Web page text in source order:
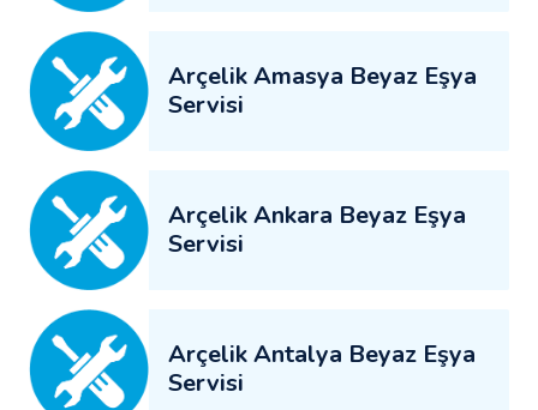
Arçelik Amasya Beyaz Eşya
Servisi
Arçelik Ankara Beyaz Eşya
Servisi
Arçelik Antalya Beyaz Eşya
Servisi